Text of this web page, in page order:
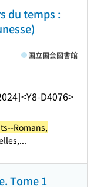
du temps :
<Y8-D4076>
国立国会図書館
Romans,
Tome 1